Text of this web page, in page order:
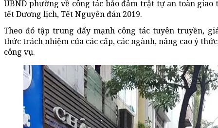
UBND phường về công tác bảo đảm trật tự an toàn
tết Dương lịch, Tết Nguyên đán 2019.
Theo đó tập trung đẩy mạnh công tác tuyên truyền,
thức trách nhiệm của các cấp, các ngành, nâng cao ý
công vụ.